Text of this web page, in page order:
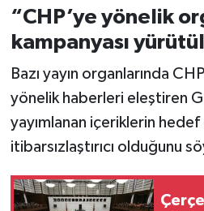
“CHP’ye yönelik
kampanyası
Bazı yayın organlarında
yönelik haberleri eleştiren
yayımlanan içeriklerin
itibarsızlaştırıcı olduğunu